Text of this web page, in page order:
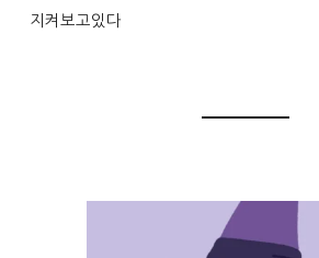
지켜보고있다